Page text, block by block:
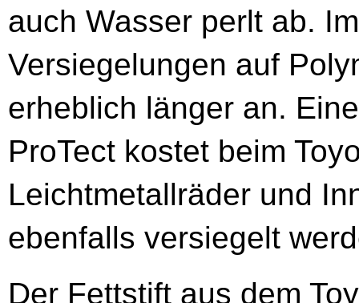
auch Wasser perlt ab.
Versiegelungen auf
erheblich länger an.
ProTect kostet beim
Leichtmetallräder und
ebenfalls versiegelt
Der Fettstift aus dem